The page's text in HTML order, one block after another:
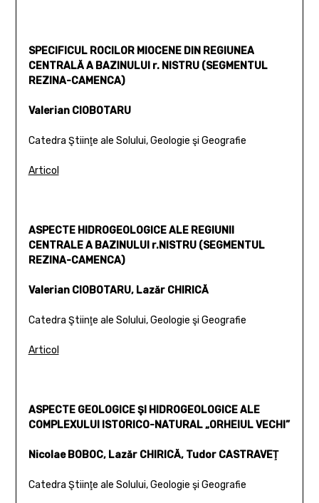
SPECIFICUL ROCILOR MIOCENE DIN REGIUNEA
CENTRALĂ A BAZINULUI r. NISTRU (SEGMENTUL
REZINA-CAMENCA)
Valerian CIOBOTARU
Catedra Ştiinţe ale Solului, Geologie şi Geografie
Articol
ASPECTE HIDROGEOLOGICE ALE REGIUNII
CENTRALE A BAZINULUI r.NISTRU (SEGMENTUL
REZINA-CAMENCA)
Valerian CIOBOTARU, Lazăr CHIRICĂ
Catedra Ştiinţe ale Solului, Geologie şi Geografie
Articol
ASPECTE GEOLOGICE ŞI HIDROGEOLOGICE ALE
COMPLEXULUI ISTORICO-NATURAL „ORHEIUL VECHI”
Nicolae BOBOC, Lazăr CHIRICĂ, Tudor CASTRAVEŢ
Catedra Ştiinţe ale Solului, Geologie şi Geografie